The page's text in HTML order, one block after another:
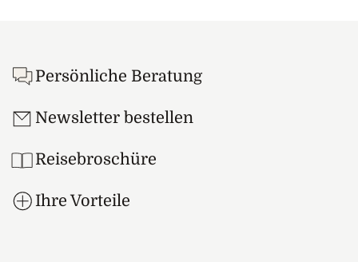
Persönliche Beratung
Newsletter bestellen
Reisebroschüre
Ihre Vorteile